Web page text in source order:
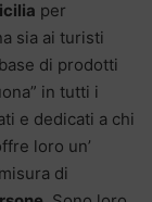
per
sia ai turisti
di prodotti
in tutti i
e dedicati a chi
loro un’
di